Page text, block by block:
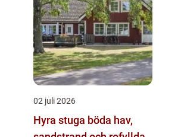
02 juli 2026
Hyra stuga böda hav,